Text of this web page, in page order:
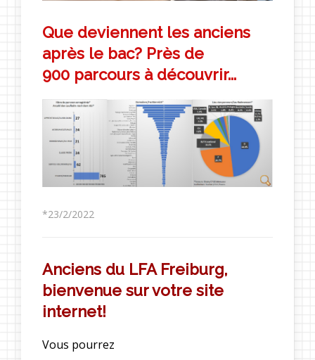
Que deviennent les anciens
après le bac? Près de
900 parcours à découvrir...
*23/2/2022
Anciens du LFA Freiburg,
bienvenue sur votre site
internet!
Vous pourrez